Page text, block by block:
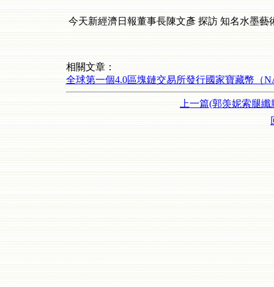
今天新經濟日報董事長陳文彥 探訪 知名水墨
相關文章：
全球第一個4.0區塊鏈交易所發行國家寶藏幣（
上一篇(郭羡妮索腿纖